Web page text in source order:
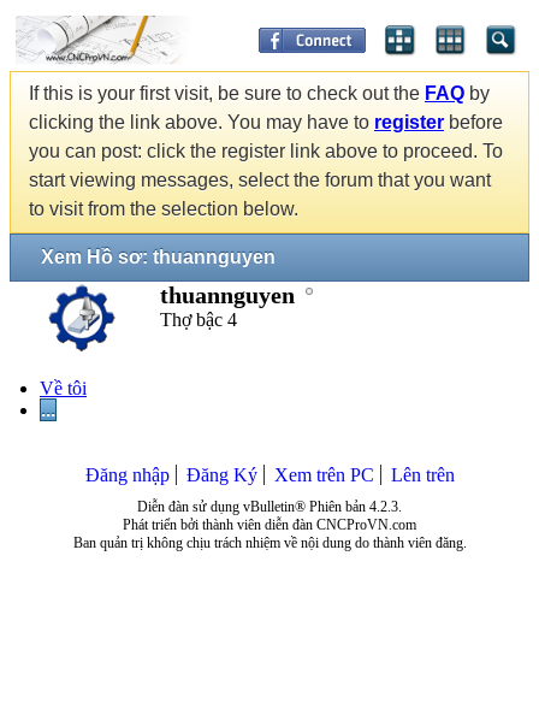
If this is your first visit, be sure to check out the FAQ by
clicking the link above. You may have to register before
you can post: click the register link above to proceed. To
start viewing messages, select the forum that you want
to visit from the selection below.
Xem Hồ sơ: thuannguyen
thuannguyen
Thợ bậc 4
Về tôi
...
Đăng nhập Đăng Ký Xem trên PC Lên trên
Diễn đàn sử dụng vBulletin® Phiên bản 4.2.3.
Phát triển bởi thành viên diễn đàn CNCProVN.com
Ban quản trị không chịu trách nhiệm về nội dung do thành viên đăng.